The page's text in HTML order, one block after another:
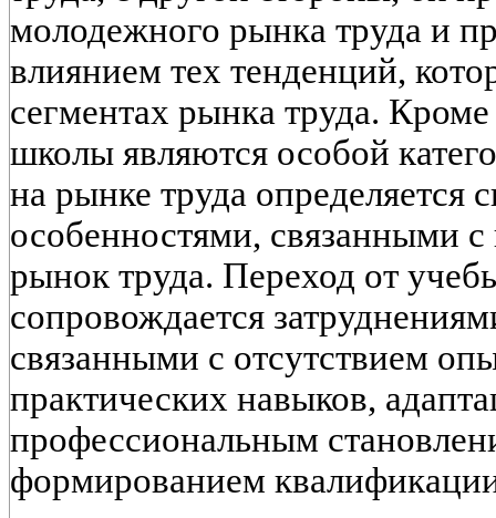
молодежного рынка труда и
влиянием тех тенденций,
сегментах рынка труда.
школы являются особой
на рынке труда определяется
особенностями, связанными
рынок труда. Переход от
сопровождается
связанными с отсутствием
практических навыков,
профессиональным
формированием